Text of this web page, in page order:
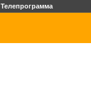
Телепрограмма